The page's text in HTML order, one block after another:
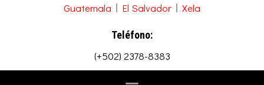
Guatemala El Salvador Xela
Teléfono:
(+502) 2378-8383